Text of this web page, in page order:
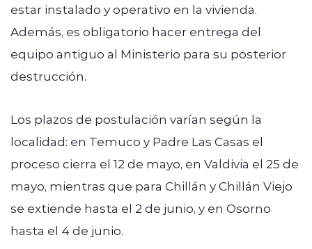
estar instalado y operativo en la vivienda.
Además, es obligatorio hacer entrega del
equipo antiguo al Ministerio para su posterior
destrucción.
Los plazos de postulación varían según la
localidad: en Temuco y Padre Las Casas el
proceso cierra el 12 de mayo, en Valdivia el 25 de
mayo, mientras que para Chillán y Chillán Viejo
se extiende hasta el 2 de junio, y en Osorno
hasta el 4 de junio.